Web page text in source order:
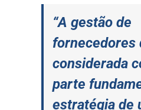
“A gestão de
fornecedores
considerada
parte
estratégia de